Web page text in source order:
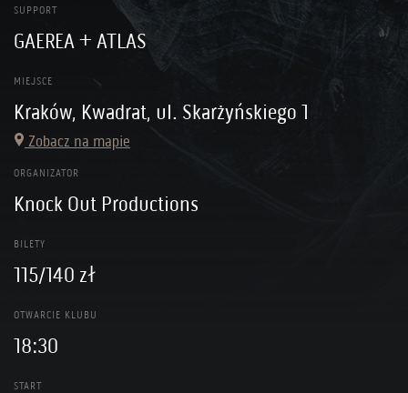
SUPPORT
GAEREA + ATLAS
MIEJSCE
Kraków, Kwadrat, ul. Skarżyńskiego 1
Zobacz na mapie
ORGANIZATOR
Knock Out Productions
BILETY
115/140 zł
OTWARCIE KLUBU
18:30
START